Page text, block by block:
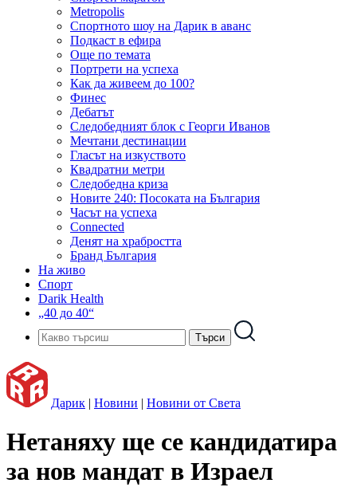
Metropolis
Спортното шоу на Дарик в аванс
Подкаст в ефира
Още по темата
Портрети на успеха
Как да живеем до 100?
Финес
Дебатът
Следобедният блок с Георги Иванов
Мечтани дестинации
Гласът на изкуството
Квадратни метри
Следобедна криза
Новите 240: Посоката на България
Часът на успеха
Connected
Денят на храбростта
Бранд България
На живо
Спорт
Darik Health
„40 до 40“
Дарик | Новини | Новини от Света
Нетаняху ще се кандидатира
за нов мандат в Израел